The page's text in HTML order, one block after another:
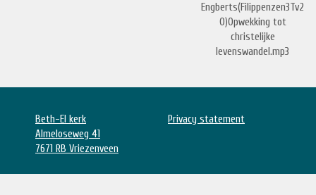
Engberts(Filippenzen3Tv2
0)Opwekking tot
christelijke
levenswandel.mp3
Beth-El kerk
Privacy statement
Almeloseweg 41
7671 RB Vriezenveen